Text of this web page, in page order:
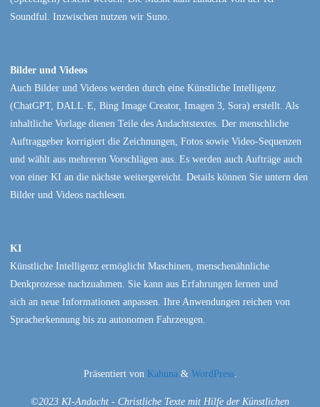
Soundful. Inzwischen nutzen wir Suno.
Bilder und Videos
Auch Bilder und Videos werden durch eine Künstliche Intelligenz
(ChatGPT, DALL·E, Bing Image Creator, Imagen 3, Sora) erstellt. Als
inhaltliche Vorlage dienen Teile des Andachtstextes. Der menschliche
Auftraggeber korrigiert die Zeichnungen, Fotos sowie Video-Sequenzen
und wählt aus mehreren Vorschlägen aus. Es werden auch Aufträge auch
von einer KI an die nächste weitergereicht. Details können Sie untern den
Bilder und Videos nachlesen.
KI
Künstliche Intelligenz ermöglicht Maschinen, menschenähnliche
Denkprozesse nachzuahmen. Sie kann aus Erfahrungen lernen und
sich an neue Informationen anpassen. Ihre Anwendungen reichen von
Spracherkennung bis zu autonomen Fahrzeugen.
Präsentiert von Kahuna & WordPress.
©2023 KI-Andacht - Christliche Texte mit Hilfe der Künstlichen